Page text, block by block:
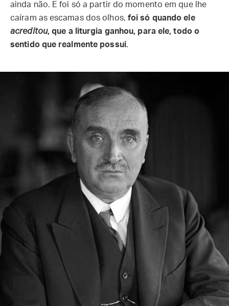
ainda não. E foi só a partir do momento em que lhe
caíram as escamas dos olhos, foi só quando ele
acreditou, que a liturgia ganhou, para ele, todo o
sentido que realmente possui.